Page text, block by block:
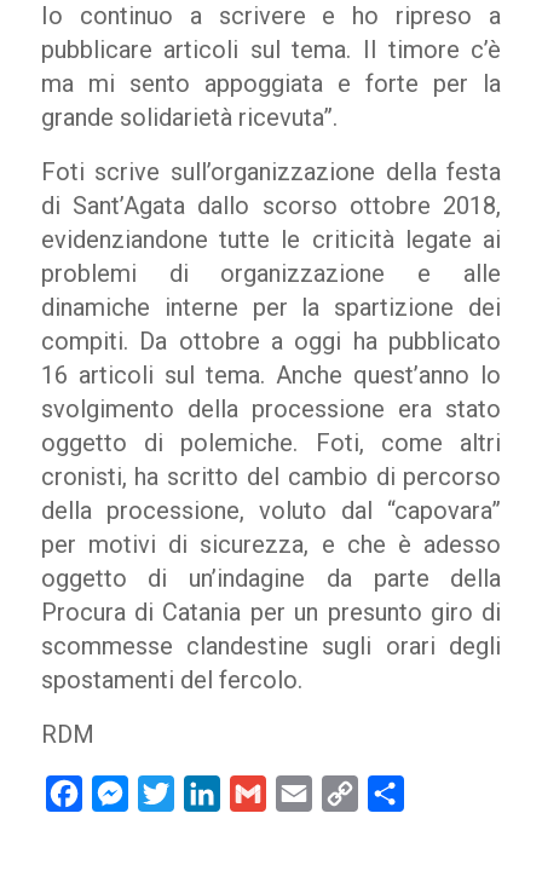
Io continuo a scrivere e ho ripreso a
pubblicare articoli sul tema. Il timore c’è
ma mi sento appoggiata e forte per la
grande solidarietà ricevuta”.
Foti scrive sull’organizzazione della festa
di Sant’Agata dallo scorso ottobre 2018,
evidenziandone tutte le criticità legate ai
problemi di organizzazione e alle
dinamiche interne per la spartizione dei
compiti. Da ottobre a oggi ha pubblicato
16 articoli sul tema. Anche quest’anno lo
svolgimento della processione era stato
oggetto di polemiche. Foti, come altri
cronisti, ha scritto del cambio di percorso
della processione, voluto dal “capovara”
per motivi di sicurezza, e che è adesso
oggetto di un’indagine da parte della
Procura di Catania per un presunto giro di
scommesse clandestine sugli orari degli
spostamenti del fercolo.
RDM
FacebookMessenger
Twitter LinkedInGmail Email
Copy